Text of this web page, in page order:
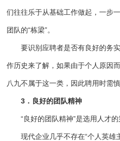
们往往乐于从基础工作做起，一步
团队的“栋梁”。
要识别应聘者是否有良好的务
作历史来了解，如果由于个人原因
八九不属于这一类，因此聘用时需慎
3．良好的团队精神
“良好的团队精神”是选用人才的
现代企业几乎不存在“个人英雄